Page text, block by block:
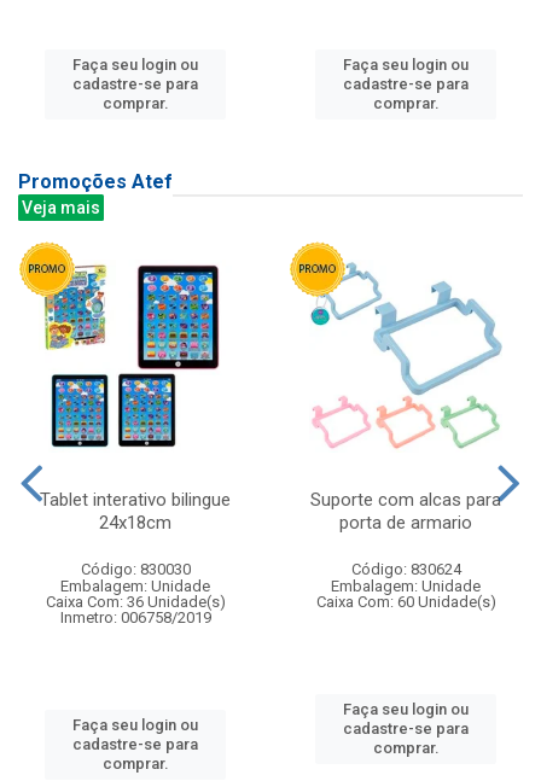
Faça seu login ou
cadastre-se para
comprar.
Faça seu login ou
cadastre-se para
comprar.
Promoções Atef
Veja mais
Tablet interativo bilingue
24x18cm
Código: 830030
Embalagem: Unidade
Caixa Com: 36 Unidade(s)
Inmetro: 006758/2019
Faça seu login ou
cadastre-se para
comprar.
Suporte com alcas para
porta de armario
Código: 830624
Embalagem: Unidade
Caixa Com: 60 Unidade(s)
Faça seu login ou
cadastre-se para
comprar.